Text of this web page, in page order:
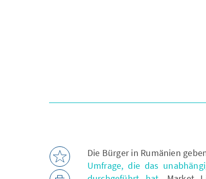
Die Bürger in Rumänien
Umfrage, die das